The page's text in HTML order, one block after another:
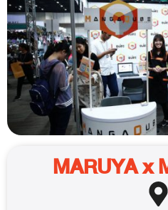
MARUYA x